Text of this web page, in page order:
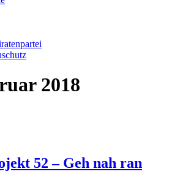
2018
52 – Geh nah ran